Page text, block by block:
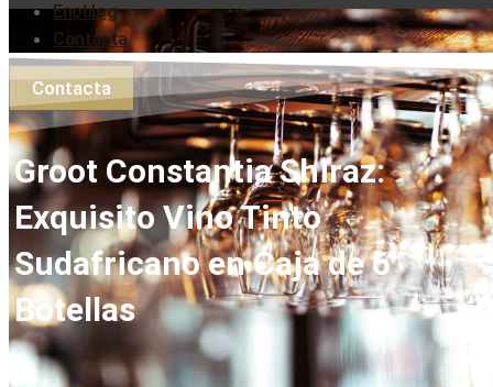
Enoblog
Contacta
Contacta
Groot Constantia Shiraz:
Exquisito Vino Tinto
Sudafricano en Caja de 6
Botellas